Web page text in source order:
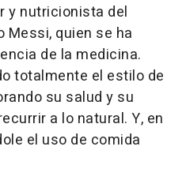
y nutricionista del
Messi, quien se ha
de la medicina.
totalmente el estilo de
su salud y su
a lo natural. Y, en
el uso de comida